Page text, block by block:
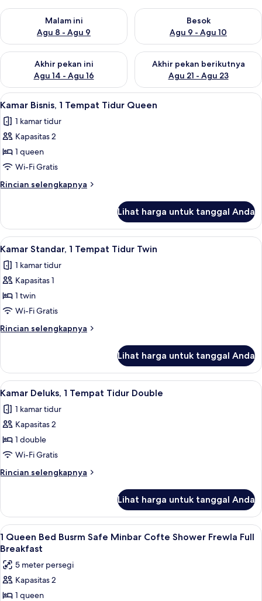
Malam ini
Agu 8 - Agu 9
Periksa ketersediaan untuk malam ini Agu 8 - Agu 9
Besok
Agu 9 - Agu 10
Periksa ketersediaan untuk
Akhir pekan ini
Agu 14 - Agu 16
Periksa ketersediaan untuk akhir pekan ini Agu 14 - Agu 16
Akhir pekan berikutnya
Agu 21 - Agu 23
Periksa ketersediaan untuk
Lihat
semua
foto
untuk
Kamar
Bisnis,
1
Tempat
Queen
Kamar Bisnis, 1 Tempat Tidur Queen
5
Kamar Bisnis, 1 Tempat Tidur Queen
1 kamar tidur
Kapasitas 2
1 queen
Wi-Fi Gratis
Rincian selengkapnya
Rincian
Kamar
Bisnis,
1
Tidur
Queen
Lihat harga untuk tanggal Anda
Lihat
semua
foto
untuk
Kamar
Standar,
1
Tempat
Twin
Seprai antialergi, minibar, brankas,
3
Kamar Standar, 1 Tempat Tidur Twin
1 kamar tidur
Kapasitas 1
1 twin
Wi-Fi Gratis
Rincian selengkapnya
Rincian
Kamar
Standar,
1
Tidur
Twin
Lihat harga untuk tanggal Anda
Lihat
semua
foto
untuk
Kamar
Deluks,
1
Tempat
Double
Kamar Deluks, 1 Tempat Tidur
6
Kamar Deluks, 1 Tempat Tidur Double
1 kamar tidur
Kapasitas 2
1 double
Wi-Fi Gratis
Rincian selengkapnya
Rincian
Kamar
Deluks,
1
Tempat
Double
Lihat harga untuk tanggal Anda
Lihat
semua
foto
untuk
1
Queen
Seprai antialergi, minibar, brankas,
2
1 Queen Bed Busrm Safe Minbar Cofte Shower Frewla Full
Breakfast
5 meter persegi
Kapasitas 2
1 queen